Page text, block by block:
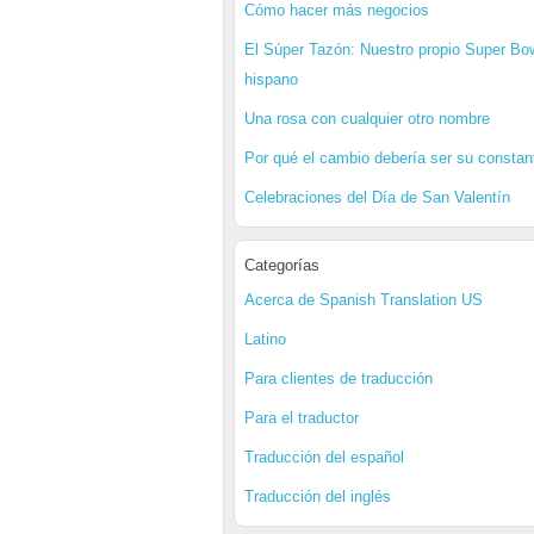
Cómo hacer más negocios
El Súper Tazón: Nuestro propio Super
hispano
Una rosa con cualquier otro nombre
Por qué el cambio debería ser su
Celebraciones del Día de San Valentín
Categorías
Acerca de Spanish Translation US
Latino
Para clientes de traducción
Para el traductor
Traducción del español
Traducción del inglés